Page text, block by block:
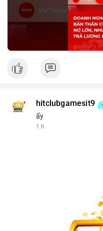
Nguồn: KIEN THUC KINH TE
hitclubgamesit9
ấy
1 h